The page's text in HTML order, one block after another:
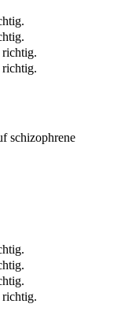
richtig.
richtig.
schizophrene
richtig.